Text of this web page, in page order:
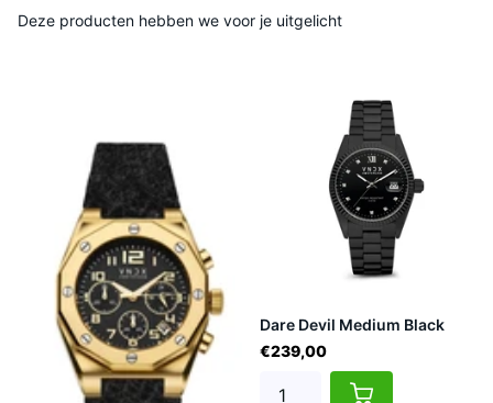
Deze producten hebben we voor je uitgelicht
Dare Devil Medium Black
€239,00